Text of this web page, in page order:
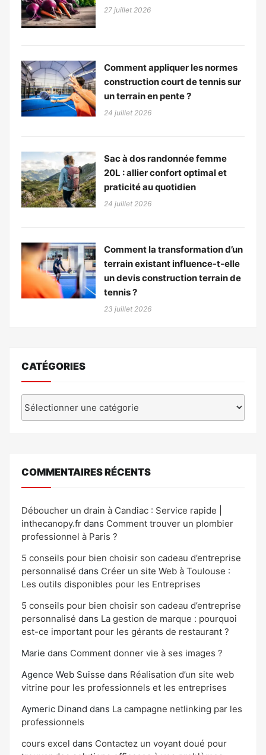
27 juillet 2026
Comment appliquer les normes
construction court de tennis sur
un terrain en pente ?
24 juillet 2026
Sac à dos randonnée femme
20L : allier confort optimal et
praticité au quotidien
24 juillet 2026
Comment la transformation d’un
terrain existant influence-t-elle
un devis construction terrain de
tennis ?
23 juillet 2026
CATÉGORIES
COMMENTAIRES RÉCENTS
Déboucher un drain à Candiac : Service rapide |
inthecanopy.fr dans Comment trouver un plombier
professionnel à Paris ?
5 conseils pour bien choisir son cadeau d’entreprise
personnalisé dans Créer un site Web à Toulouse :
Les outils disponibles pour les Entreprises
5 conseils pour bien choisir son cadeau d’entreprise
personnalisé dans La gestion de marque : pourquoi
est-ce important pour les gérants de restaurant ?
Marie dans Comment donner vie à ses images ?
Agence Web Suisse dans Réalisation d’un site web
vitrine pour les professionnels et les entreprises
Aymeric Dinand dans La campagne netlinking par les
professionnels
cours excel dans Contactez un voyant doué pour